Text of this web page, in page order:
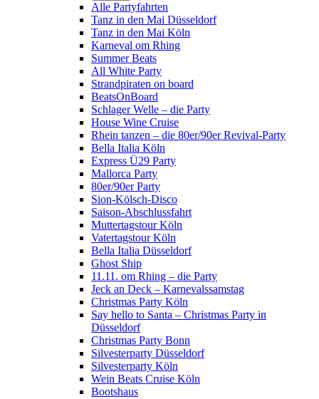
Alle Partyfahrten
Tanz in den Mai Düsseldorf
Tanz in den Mai Köln
Karneval om Rhing
Summer Beats
All White Party
Strandpiraten on board
BeatsOnBoard
Schlager Welle – die Party
House Wine Cruise
Rhein tanzen – die 80er/90er Revival-Party
Bella Italia Köln
Express Ü29 Party
Mallorca Party
80er/90er Party
Sion-Kölsch-Disco
Saison-Abschlussfahrt
Muttertagstour Köln
Vatertagstour Köln
Bella Italia Düsseldorf
Ghost Ship
11.11. om Rhing – die Party
Jeck an Deck – Karnevalssamstag
Christmas Party Köln
Say hello to Santa – Christmas Party in
Düsseldorf
Christmas Party Bonn
Silvesterparty Düsseldorf
Silvesterparty Köln
Wein Beats Cruise Köln
Bootshaus